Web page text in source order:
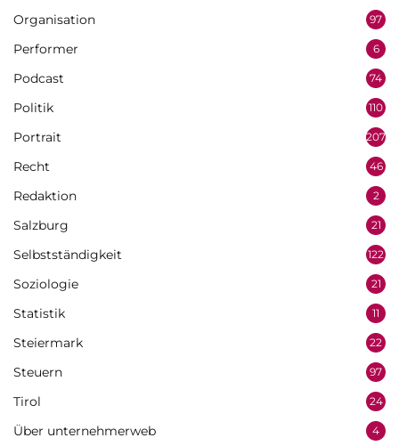
Organisation 97
Performer 6
Podcast 74
Politik 110
Portrait 207
Recht 46
Redaktion 2
Salzburg 21
Selbstständigkeit 122
Soziologie 21
Statistik 11
Steiermark 22
Steuern 97
Tirol 24
Über unternehmerweb 4